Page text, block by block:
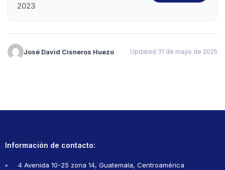
2023
José David Cisneros Huezo Updated 31 de mayo de 2025
Información de contacto:
4 Avenida 10-25 zona 14, Guatemala, Centroamérica